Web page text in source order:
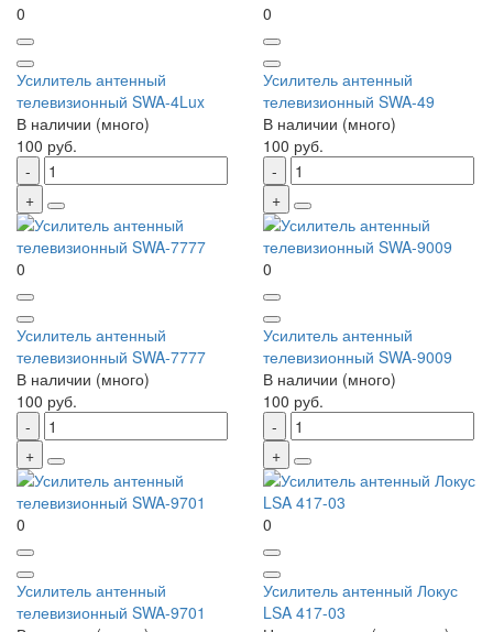
0
Усилитель антенный
телевизионный SWA-4Lux
В наличии (много)
100 руб.
0
Усилитель антенный
телевизионный SWA-49
В наличии (много)
100 руб.
0
Усилитель антенный
телевизионный SWA-7777
В наличии (много)
100 руб.
0
Усилитель антенный
телевизионный SWA-9009
В наличии (много)
100 руб.
0
Усилитель антенный
телевизионный SWA-9701
0
Усилитель антенный Локус
LSA 417-03